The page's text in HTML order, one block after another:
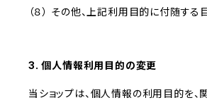
（８） その他、上記利用目的に付随する
3. 個人情報利用目的の変更
当ショップは、個人情報の利用目的を、